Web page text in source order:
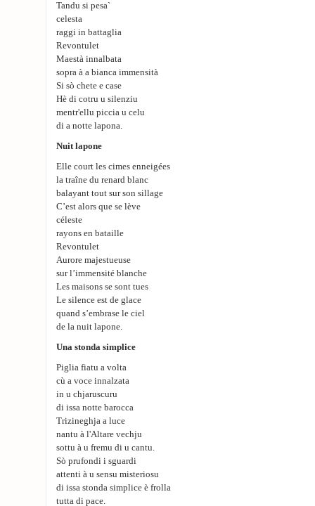
Tandu si pesa`
celesta
raggi in battaglia
Revontulet
Maestà innalbata
sopra à a bianca immensità
Si sò chete e case
Hè di cotru u silenziu
mentr'ellu piccia u celu
di a notte lapona.
Nuit lapone
Elle court les cimes enneigées
la traîne du renard blanc
balayant tout sur son sillage
C’est alors que se lève
céleste
rayons en bataille
Revontulet
Aurore majestueuse
sur l’immensité blanche
Les maisons se sont tues
Le silence est de glace
quand s’embrase le ciel
de la nuit lapone.
Una stonda simplice
Piglia fiatu a volta
cù a voce innalzata
in u chjaruscuru
di issa notte barocca
Trizineghja a luce
nantu à l'Altare vechju
sottu à u fremu di u cantu.
Sò prufondi i sguardi
attenti à u sensu misteriosu
di issa stonda simplice è frolla
tutta di pace.